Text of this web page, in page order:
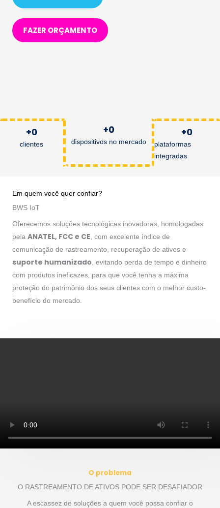
FAZER ORÇAMENTO
clientes
+0
dispositivos no mercado
+0
plataformas
integradas
+0
Em quem você quer confiar?
BWS IoT
Oferecemos soluções tecnológicas inovadoras, homologadas
pela ANATEL, FCC e CE , com excelente índice de
comunicação de rastreamento, recuperação de ativos e
suporte humanizado , evitando perda de tempo e dinheiro
com produtos ineficazes, para que você tenha a máxima
proteção do patrimônio dos seus clientes com o melhor custo-
benefício do mercado.
O problema
O RASTREAMENTO DE ATIVOS PODE SER DESAFIADOR
A escassez de soluções a quem você possa confiar o